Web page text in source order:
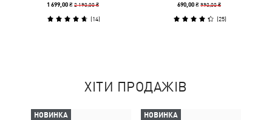
1 699,00 ₴2 190,00 ₴
(14)
690,00 ₴990,00 ₴
(25)
ХІТИ ПРОДАЖІВ
НОВИНКА НОВИНКА